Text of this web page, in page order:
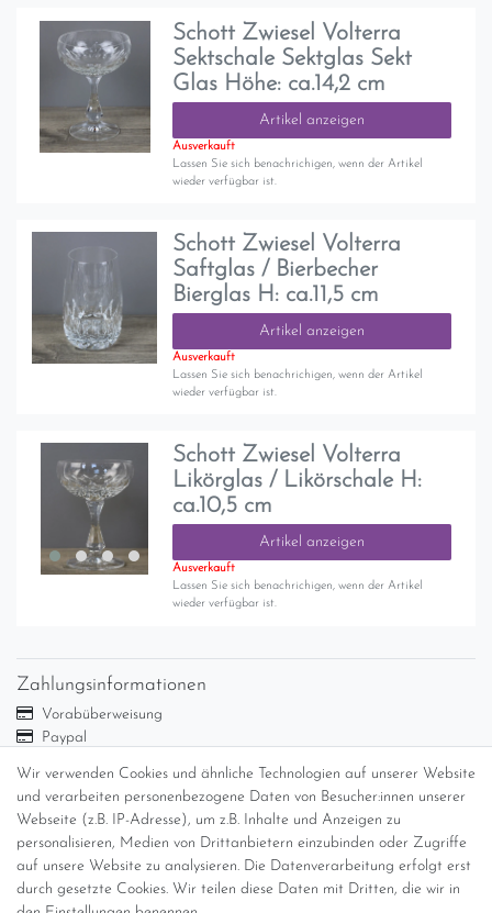
Schott Zwiesel Volterra
Sektschale Sektglas Sekt
Glas Höhe: ca.14,2 cm
Artikel anzeigen
Ausverkauft
Lassen Sie sich benachrichigen, wenn der Artikel
wieder verfügbar ist.
Schott Zwiesel Volterra
Saftglas / Bierbecher
Bierglas H: ca.11,5 cm
Artikel anzeigen
Ausverkauft
Lassen Sie sich benachrichigen, wenn der Artikel
wieder verfügbar ist.
Schott Zwiesel Volterra
Likörglas / Likörschale H:
ca.10,5 cm
Artikel anzeigen
Ausverkauft
Lassen Sie sich benachrichigen, wenn der Artikel
wieder verfügbar ist.
Wir verwenden Cookies und ähnliche Technologien auf unserer Website
und verarbeiten personenbezogene Daten von Besucher:innen unserer
Webseite (z.B. IP-Adresse), um z.B. Inhalte und Anzeigen zu
personalisieren, Medien von Drittanbietern einzubinden oder Zugriffe
auf unsere Website zu analysieren. Die Datenverarbeitung erfolgt erst
durch gesetzte Cookies. Wir teilen diese Daten mit Dritten, die wir in
Zahlungsinformationen
Vorabüberweisung
Paypal
Versandinformationen
Versand per GLS (6,90 Euro) oder DHL (8,49 Euro ) inkl. MwSt.
(innerhalb Deutschlands)